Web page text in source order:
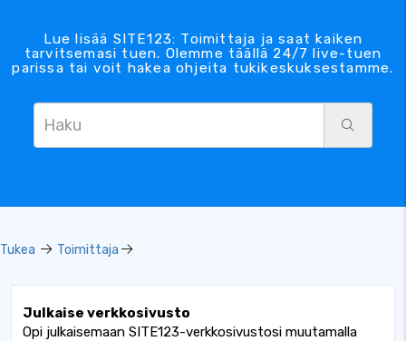
Lue lisää SITE123: Toimittaja ja saat kaiken
tarvitsemasi tuen. Olemme täällä 24/7 live-tuen
parissa tai voit hakea ohjeita tukikeskuksestamme.
Tukea Toimittaja
Julkaise verkkosivusto
Opi julkaisemaan SITE123-verkkosivustosi muutamalla